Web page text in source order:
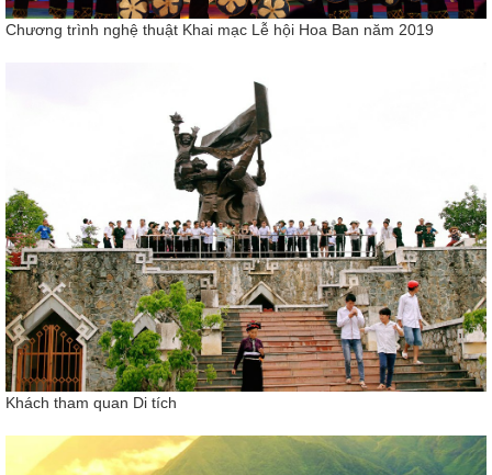
Chương trình nghệ thuật Khai mạc Lễ hội Hoa Ban năm 2019
Khách tham quan Di tích